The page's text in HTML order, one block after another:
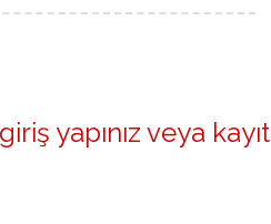
giriş yapınız veya kayıt